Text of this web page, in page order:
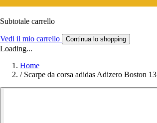
Subtotale carrello
Vedi il mio carrello Continua lo shopping
Loading...
Home
/ Scarpe da corsa adidas Adizero Boston 13